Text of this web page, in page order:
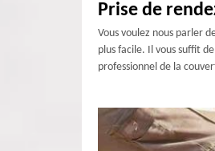
Prise de
Vous voulez nous parler
plus facile. Il vous suffit
professionnel de la